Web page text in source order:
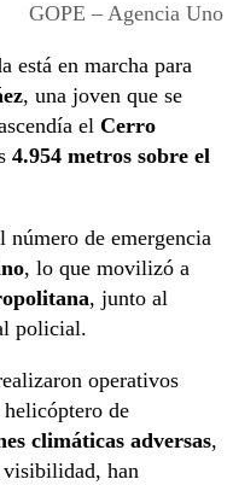
GOPE – Agencia Uno
está en marcha para
, una joven que se
el Cerro
4.954 metros sobre el
número de emergencia
, lo que movilizó a
, junto al
policial.
operativos
helicóptero de
climáticas adversas,
visibilidad, han